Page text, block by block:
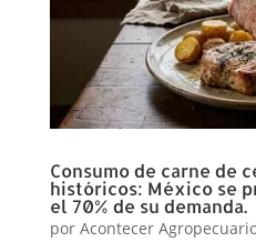
Consumo de carne de
históricos: México se
el 70% de su demanda.
por Acontecer